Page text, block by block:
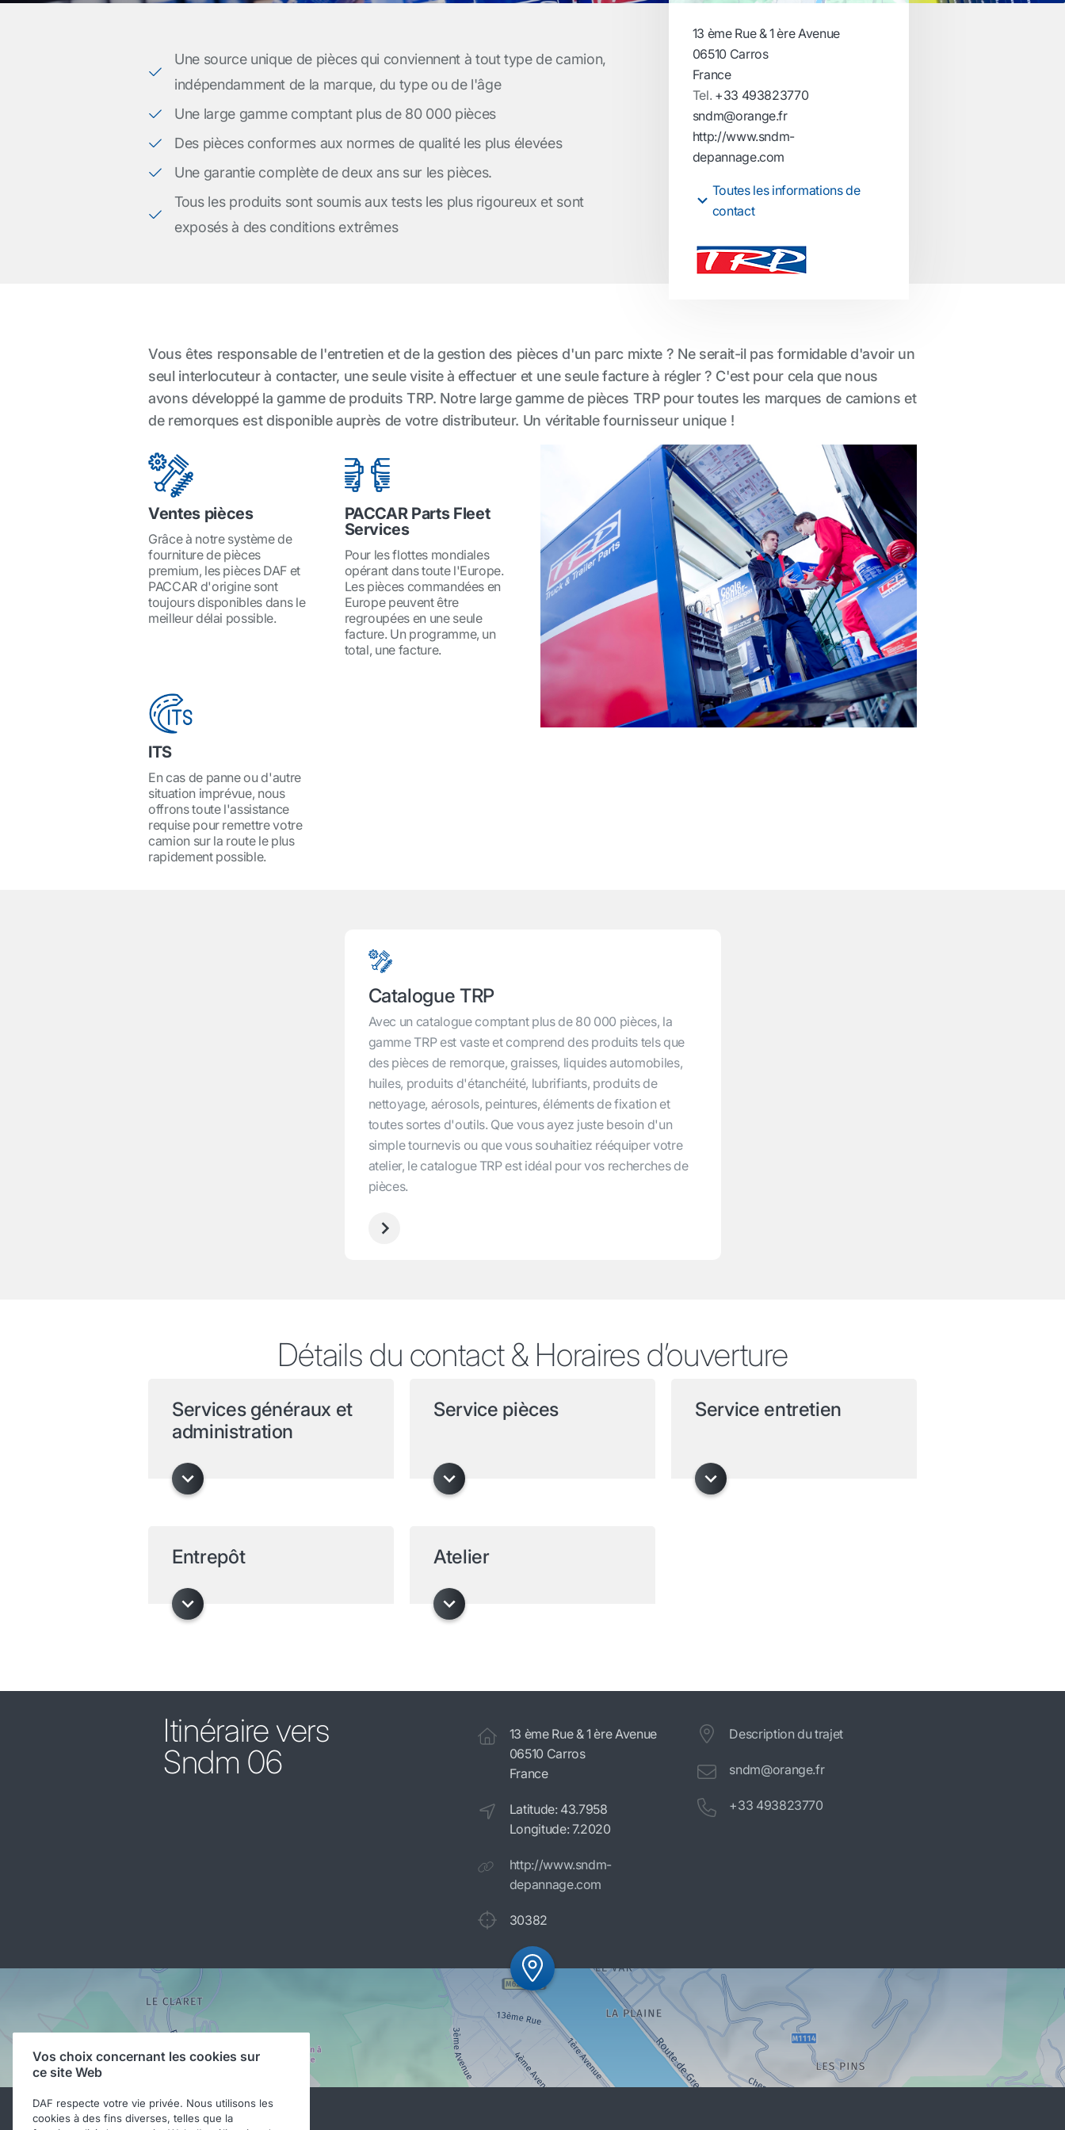
13 ème Rue & 1 ère Avenue
06510 Carros
France
Tel. +33 493823770
sndm@orange.fr
http://www.sndm-
depannage.com
Toutes les informations de
contact
Une source unique de pièces qui conviennent à tout type de camion,
indépendamment de la marque, du type ou de l'âge
Une large gamme comptant plus de 80 000 pièces
Des pièces conformes aux normes de qualité les plus élevées
Une garantie complète de deux ans sur les pièces.
Tous les produits sont soumis aux tests les plus rigoureux et sont
exposés à des conditions extrêmes
Vous êtes responsable de l'entretien et de la gestion des pièces d'un parc mixte ? Ne serait-il pas formidable d'avoir un
seul interlocuteur à contacter, une seule visite à effectuer et une seule facture à régler ? C'est pour cela que nous
avons développé la gamme de produits TRP. Notre large gamme de pièces TRP pour toutes les marques de camions et
de remorques est disponible auprès de votre distributeur. Un véritable fournisseur unique !
Ventes pièces
Grâce à notre système de
fourniture de pièces
premium, les pièces DAF et
PACCAR d'origine sont
toujours disponibles dans le
meilleur délai possible.
PACCAR Parts Fleet
Services
Pour les flottes mondiales
opérant dans toute l'Europe.
Les pièces commandées en
Europe peuvent être
regroupées en une seule
facture. Un programme, un
total, une facture.
ITS
En cas de panne ou d'autre
situation imprévue, nous
offrons toute l'assistance
requise pour remettre votre
camion sur la route le plus
rapidement possible.
Catalogue TRP
Avec un catalogue comptant plus de 80 000 pièces, la
gamme TRP est vaste et comprend des produits tels que
des pièces de remorque, graisses, liquides automobiles,
huiles, produits d'étanchéité, lubrifiants, produits de
nettoyage, aérosols, peintures, éléments de fixation et
toutes sortes d'outils. Que vous ayez juste besoin d'un
simple tournevis ou que vous souhaitiez rééquiper votre
atelier, le catalogue TRP est idéal pour vos recherches de
pièces.
Détails du contact & Horaires d’ouverture
Services généraux et
administration
Service pièces Service entretien
Entrepôt Atelier
Itinéraire vers
Sndm 06
13 ème Rue & 1 ère Avenue
06510 Carros
France
Latitude: 43.7958
Longitude: 7.2020
http://www.sndm-
depannage.com
30382
Description du trajet
sndm@orange.fr
+33 493823770
Vos choix concernant les cookies sur
ce site Web
DAF respecte votre vie privée. Nous utilisons les
cookies à des fins diverses, telles que la